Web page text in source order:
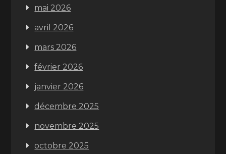
mai 2026
avril 2026
mars 2026
février 2026
janvier 2026
décembre 2025
novembre 2025
octobre 2025